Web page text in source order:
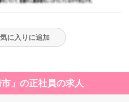
に入りに追加
市」の正社員の求人